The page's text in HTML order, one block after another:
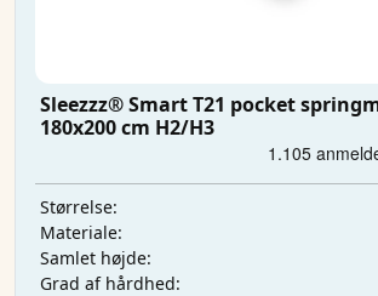
Sleezzz® Smart T21 pocket
180x200 cm H2/H3
Størrelse:
Materiale:
Samlet højde:
Grad af hårdhed: